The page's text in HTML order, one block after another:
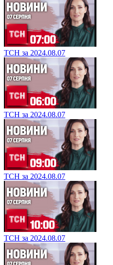
ТСН за 2024.08.07
ТСН за 2024.08.07
ТСН за 2024.08.07
ТСН за 2024.08.07